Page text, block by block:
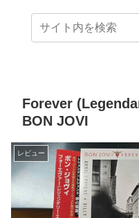
Forever
BON JOVI
レビュー